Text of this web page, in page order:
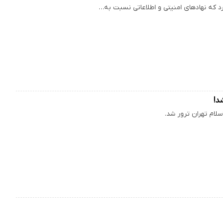
نهادهای امنیتی و اطلاعاتی نسبت به…
تهران ترور شد.